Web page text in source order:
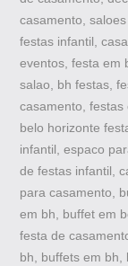
casamento,
festas infantil,
eventos, festa em
salao, bh festas,
casamento, festas
belo horizonte
infantil, espaco
de festas infantil,
para casamento,
em bh, buffet em
festa de
bh, buffets em bh,